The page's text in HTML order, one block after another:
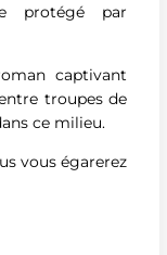
protégé par
captivant
troupes de
ce milieu.
vous égarerez